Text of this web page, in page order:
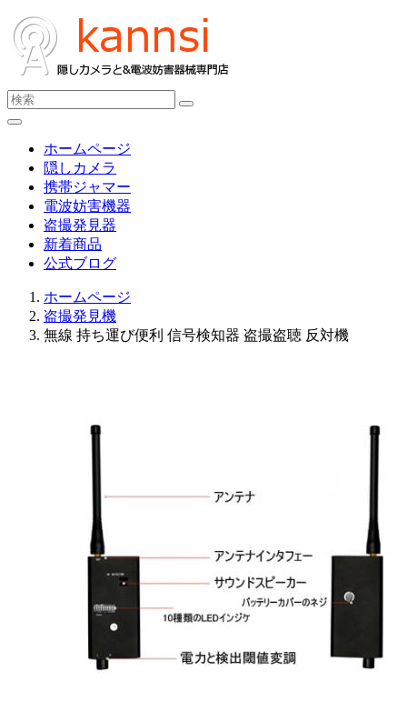
ホームページ
隠しカメラ
携帯ジャマー
電波妨害機器
盗撮発見器
新着商品
公式ブログ
ホームページ
盗撮発見機
無線 持ち運び便利 信号検知器 盗撮盗聴 反対機